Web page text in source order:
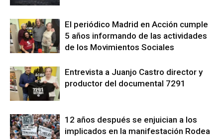
El periódico Madrid en Acción cumple
5 años informando de las actividades
de los Movimientos Sociales
Entrevista a Juanjo Castro director y
productor del documental 7291
12 años después se enjuician a los
implicados en la manifestación Rodea